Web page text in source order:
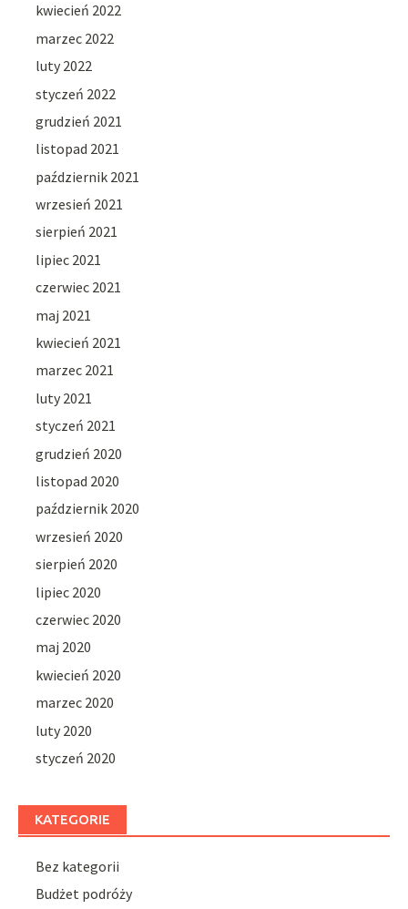
kwiecień 2022
marzec 2022
luty 2022
styczeń 2022
grudzień 2021
listopad 2021
październik 2021
wrzesień 2021
sierpień 2021
lipiec 2021
czerwiec 2021
maj 2021
kwiecień 2021
marzec 2021
luty 2021
styczeń 2021
grudzień 2020
listopad 2020
październik 2020
wrzesień 2020
sierpień 2020
lipiec 2020
czerwiec 2020
maj 2020
kwiecień 2020
marzec 2020
luty 2020
styczeń 2020
KATEGORIE
Bez kategorii
Budżet podróży